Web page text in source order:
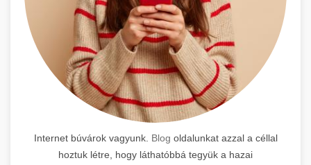
Internet búvárok vagyunk. Blog oldalunkat azzal a céllal
hoztuk létre, hogy láthatóbbá tegyük a hazai